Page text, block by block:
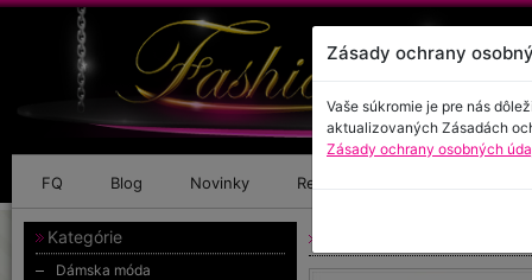
FQ Blog Novinky Referencie
Kategórie
Dámska móda
Zásady ochrany
Vaše súkromie je pre nás
aktualizovaných Zásadách
Zásady ochrany osobných